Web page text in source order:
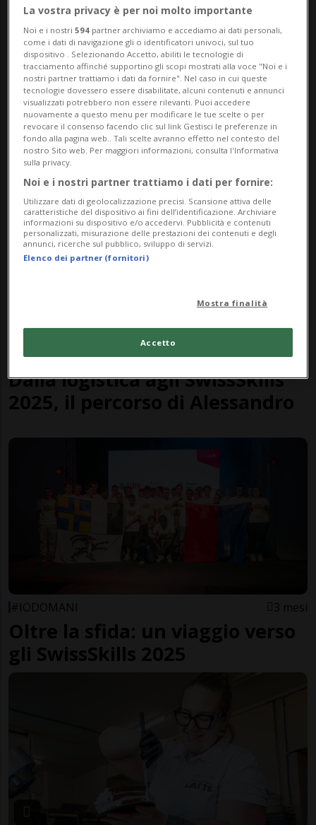
#IODOMANI
Cos’è la Settimana della
formazione professionale?
#IODOMANI 3 mesi
Dalla logistica agli SwissSkills
2025, il percorso di Alessandro
#IODOMANI 3 mesi
Oltre la sfida: un viaggio verso
gli SwissSkills 2025
La vostra privacy è per noi molto importante
Noi e i nostri594 partner archiviamo e accediamo ai dati personali,
come i dati di navigazione gli o identificatori univoci, sul tuo
dispositivo . Selezionando Accetto, abiliti le tecnologie di
tracciamento affinché supportino gli scopi mostrati alla voce "Noi e i
nostri partner trattiamo i dati da fornire". Nel caso in cui queste
tecnologie dovessero essere disabilitate, alcuni contenuti e annunci
visualizzati potrebbero non essere rilevanti. Puoi accedere
nuovamente a questo menu per modificare le tue scelte o per
revocare il consenso facendo clic sul link Gestisci le preferenze in
fondo alla pagina web.. Tali scelte avranno effetto nel contesto del
nostro Sito web. Per maggiori informazioni, consulta l'Informativa
sulla privacy.
Noi e i nostri partner trattiamo i dati per fornire:
Utilizzare dati di geolocalizzazione precisi. Scansione attiva delle
caratteristiche del dispositivo ai fini dell’identificazione. Archiviare
informazioni su dispositivo e/o accedervi. Pubblicità e contenuti
personalizzati, misurazione delle prestazioni dei contenuti e degli
annunci, ricerche sul pubblico, sviluppo di servizi.
Elenco dei partner (fornitori)
Mostra finalità
Accetto